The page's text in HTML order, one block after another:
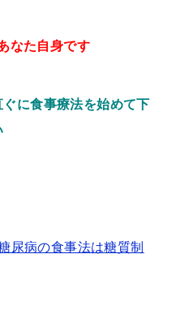
なた自身です
に食事療法を始めて下
尿病の食事法は糖質制